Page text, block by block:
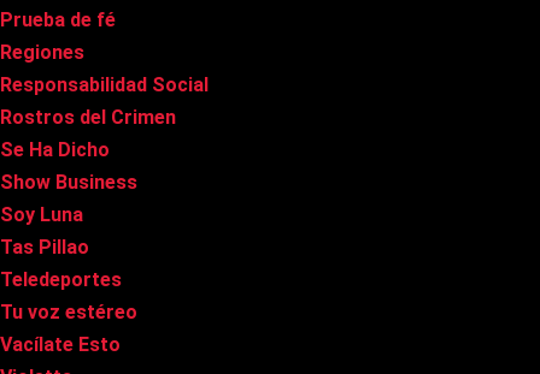
Prueba de fé
Regiones
Responsabilidad Social
Rostros del Crimen
Se Ha Dicho
Show Business
Soy Luna
Tas Pillao
Teledeportes
Tu voz estéreo
Vacílate Esto